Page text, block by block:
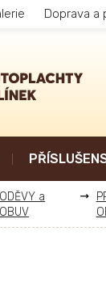
Doprava a
ODĚVY a
OBUV